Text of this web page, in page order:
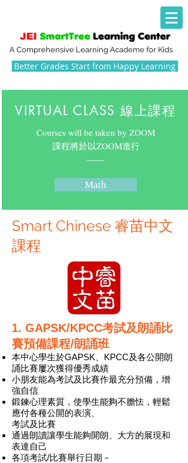
A Comprehensive Learning Academe for Kids
Better Grades Start from Happy Learning
VIRTUAL CLASS 線上課程
Courses will be taken by ZOOM
​課程將於以ZOOM進行
​——
Math
Smart Chinese 睿苗中文
課程
1. GAPSK/KPCC考試及朗誦比
賽預備課程/朗誦班
本中心學生於GAPSK、KPCC及各公開朗
誦比賽屢次獲得優秀成績
小朋友能為考試及比賽作最充分預備，增
強自信
鍛鍊心理素質，使學生能夠不膽怯，輕鬆
應付各種公開的表演、
考試及比賽
通過朗讀讓學生能夠開朗、大方的展現和
表達自己
各項考試/比賽舉行日期－